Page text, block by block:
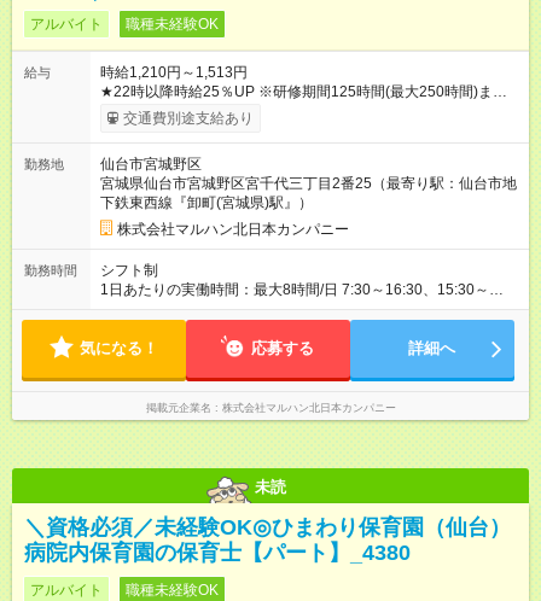
アルバイト 職種未経験OK
給与
時給1,210円～1,513円
★22時以降時給25％UP ※研修期間125時間(最大250時間)まで
は、時給1110円 【試用期間】試用期間なし
交通費別途支給あり
勤務地
仙台市宮城野区
宮城県仙台市宮城野区宮千代三丁目2番25（最寄り駅：仙台市地
下鉄東西線『卸町(宮城県)駅』）
株式会社マルハン北日本カンパニー
勤務時間
シフト制
1日あたりの実働時間：最大8時間/日 7:30～16:30、15:30～
24:00 実働1日4時間 ・最低勤務日数：週3日 ★フリーター・学
気になる！ 応募する 詳細へ
掲載元企業名 株式会社マルハン北日本カンパニー
未読
＼資格必須／未経験OK◎ひまわり保育園（仙台）
病院内保育園の保育士【パート】_4380
アルバイト 職種未経験OK